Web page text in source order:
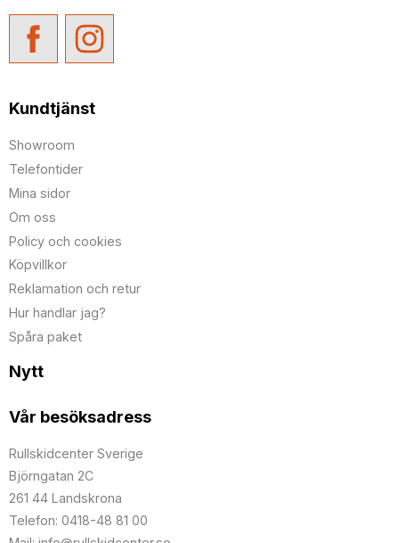
Kundtjänst
Showroom
Telefontider
Mina sidor
Om oss
Policy och cookies
Köpvillkor
Reklamation och retur
Hur handlar jag?
Spåra paket
Nytt
Vår besöksadress
Rullskidcenter Sverige
Björngatan 2C
261 44 Landskrona
Telefon: 0418-48 81 00